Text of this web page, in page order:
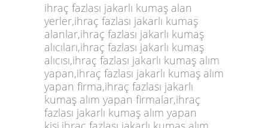
ihraç fazlası jakarlı kumaş alan
yerler,ihraç fazlası jakarlı kumaş
alanlar,ihraç fazlası jakarlı kumaş
alıcıları,ihraç fazlası jakarlı kumaş
alıcısı,ihraç fazlası jakarlı kumaş alım
yapan,ihraç fazlası jakarlı kumaş alım
yapan firma,ihraç fazlası jakarlı
kumaş alım yapan firmalar,ihraç
fazlası jakarlı kumaş alım yapan